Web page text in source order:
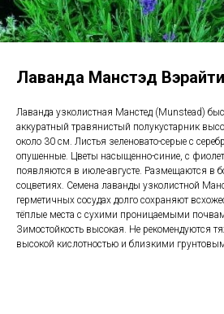
Лаванда Манстэд Вэрайти
Лаванда узколистная Манстед (Munstead)
аккуратный травянистый полукустарник
около 30 см. Листья зеленовато-серые с
опушенные. Цветы насыщенно-синие, с
появляются в июле-августе. Размещаются в
соцветиях. Семена лаванды узколистной
герметичных сосудах долго сохраняют
тёплые места с сухими проницаемыми
Зимостойкость высокая. Не рекомендуются
высокой кислотностью и близкими